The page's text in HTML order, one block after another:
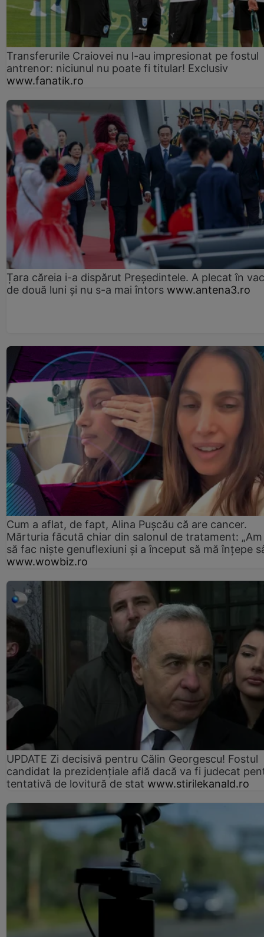
Transferurile Craiovei nu l-au impresionat pe fostul
antrenor: niciunul nu poate fi titular! Exclusiv
www.fanatik.ro
Țara căreia i-a dispărut Președintele. A plecat în
de două luni și nu s-a mai întors www.antena3.ro
Cum a aflat, de fapt, Alina Pușcău că are cancer.
Mărturia făcută chiar din salonul de tratament:
să fac niște genuflexiuni și a început să mă înțepe
www.wowbiz.ro
UPDATE Zi decisivă pentru Călin Georgescu! Fostul
candidat la prezidențiale află dacă va fi judecat
tentativă de lovitură de stat www.stirilekanald.ro